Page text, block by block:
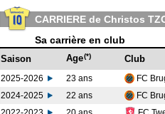
CARRIERE de Christos
Sa carrière en club
Saison Age(*) Club
2025-2026 23 ans FC
2024-2025
22 ans FC